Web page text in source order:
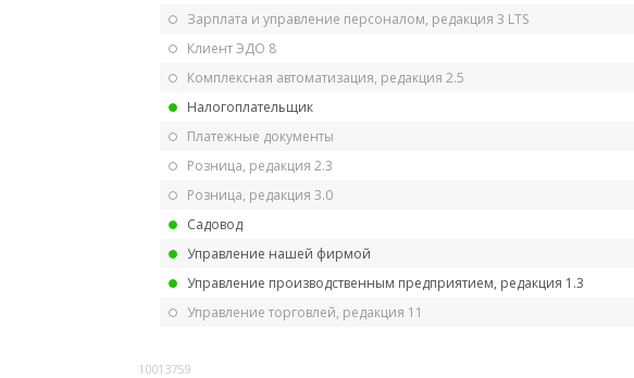
Зарплата и управление персоналом, редакция 3 LTS
Клиент ЭДО 8
Комплексная автоматизация, редакция 2.5
Налогоплательщик
Платежные документы
Розница, редакция 2.3
Розница, редакция 3.0
Садовод
Управление нашей фирмой
Управление производственным предприятием, редакция 1.3
Управление торговлей, редакция 11
10013759